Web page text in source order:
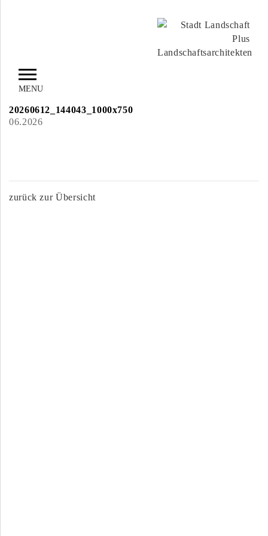
MENU
20260612_144043_1000x750
06.2026
zurück zur Übersicht